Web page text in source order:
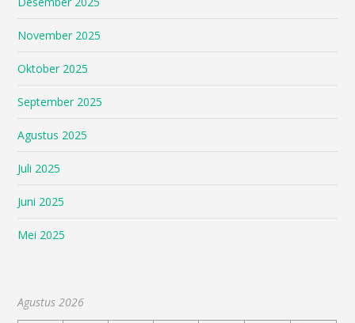
November 2025
Oktober 2025
September 2025
Agustus 2025
Juli 2025
Juni 2025
Mei 2025
Agustus 2026